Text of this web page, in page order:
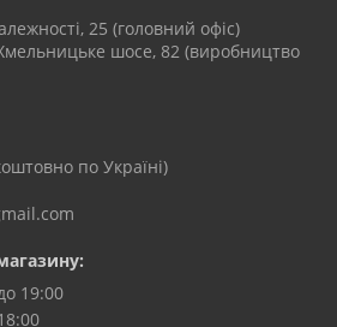
25 (головний офіс)
шосе, 82 (виробництво
по Україні)
19:00